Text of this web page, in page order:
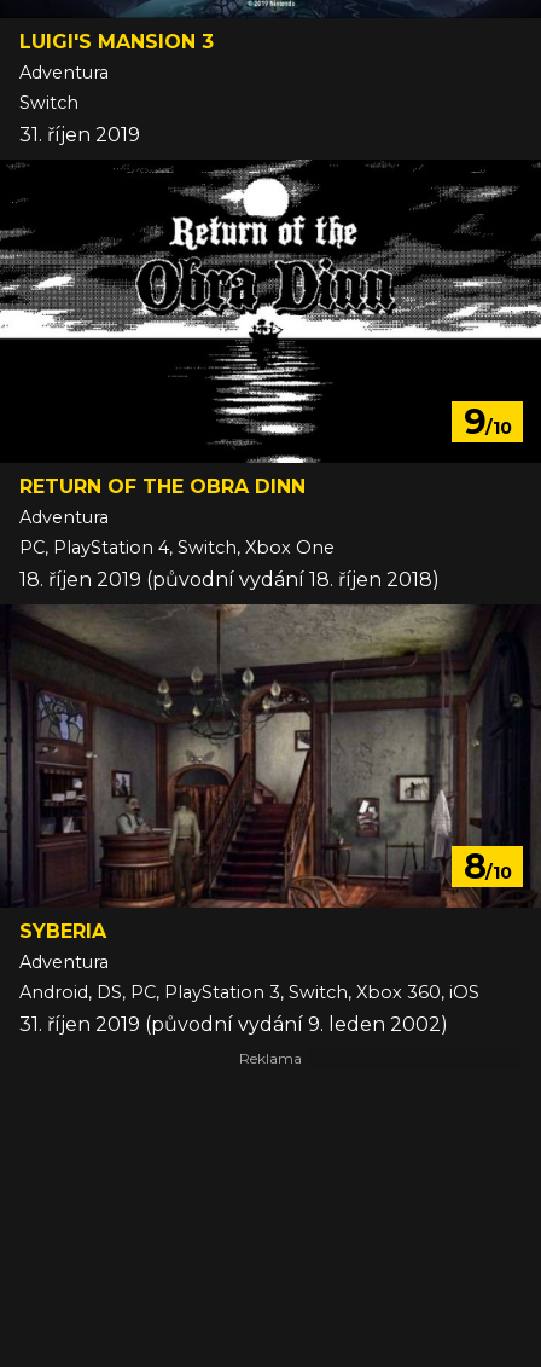
LUIGI'S MANSION 3
Adventura
Switch
31. říjen 2019
9/10
RETURN OF THE OBRA DINN
Adventura
PC, PlayStation 4, Switch, Xbox One
18. říjen 2019 (původní vydání 18. říjen 2018)
8/10
SYBERIA
Adventura
Android, DS, PC, PlayStation 3, Switch, Xbox 360, iOS
31. říjen 2019 (původní vydání 9. leden 2002)